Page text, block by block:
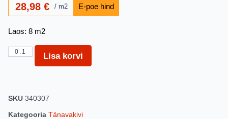
28,98€ m2
Laos: 8 m2
Lisa korvi
SKU 340307
Kategooria Tänavakivi